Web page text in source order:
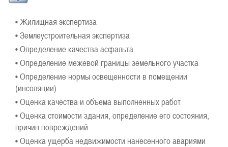
• Жилищная экспертиза
• Землеустроительная экспертиза
• Определение качества асфальта
• Определение межевой границы земельного участка
• Определение нормы освещенности в помещении
(инсоляции)
• Оценка качества и объема выполненных работ
• Оценка стоимости здания, определение его состояния,
причин повреждений
• Оценка ущерба недвижимости нанесенного авариями